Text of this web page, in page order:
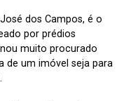
dos Campos, é o
por prédios
muito procurado
de um imóvel seja para